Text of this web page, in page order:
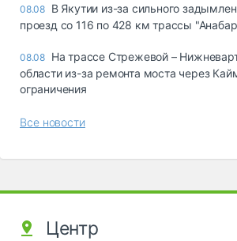
08.08 В Якутии из-за сильного
проезд со 116 по 428 км трассы
08.08 На трассе Стрежевой –
области из-за ремонта моста через
ограничения
Все новости
Центр